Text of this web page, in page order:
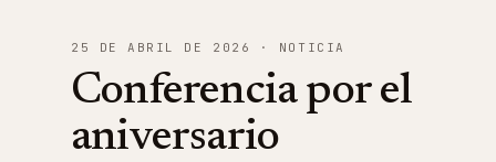
25 DE ABRIL DE 2026 · NOTICIA
Conferencia por el
aniversario